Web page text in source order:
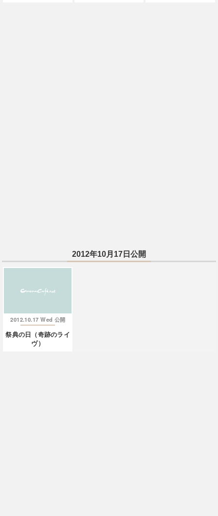
2012年10月17日公開
2012.10.17 Wed 公開
祭典の日（奇跡のライ
ヴ）